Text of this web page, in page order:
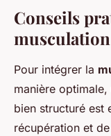
Conseils
Pour intégrer la
manière optimale,
bien structuré est
récupération et